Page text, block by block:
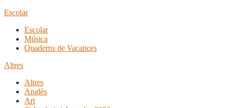
Escolar
Escolar
Música
Quaderns de Vacances
Altres
Altres
Anglès
Art